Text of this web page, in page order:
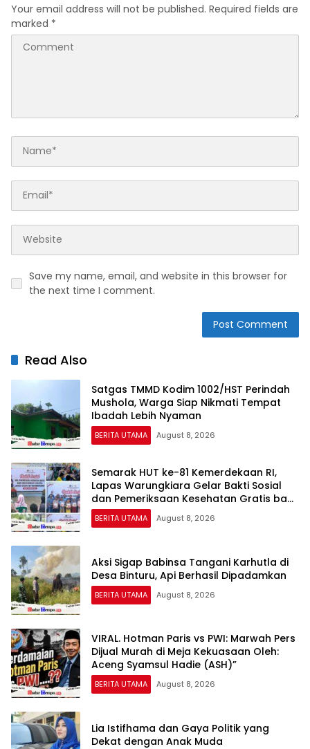
Your email address will not be published. Required fields are
marked *
Save my name, email, and website in this browser for
the next time I comment.
Read Also
Satgas TMMD Kodim 1002/HST Perindah
Mushola, Warga Siap Nikmati Tempat
Ibadah Lebih Nyaman
BERITA UTAMA August 8, 2026
Semarak HUT ke-81 Kemerdekaan RI,
Lapas Warungkiara Gelar Bakti Sosial
dan Pemeriksaan Kesehatan Gratis bagi
Masyarakat
BERITA UTAMA August 8, 2026
Aksi Sigap Babinsa Tangani Karhutla di
Desa Binturu, Api Berhasil Dipadamkan
BERITA UTAMA August 8, 2026
VIRAL. Hotman Paris vs PWI: Marwah Pers
Dijual Murah di Meja Kekuasaan Oleh:
Aceng Syamsul Hadie (ASH)”
BERITA UTAMA August 8, 2026
Lia Istifhama dan Gaya Politik yang
Dekat dengan Anak Muda